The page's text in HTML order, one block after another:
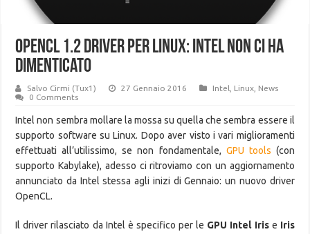
OpenCL 1.2 driver per Linux: Intel non ci ha
dimenticato
Salvo Cirmi (Tux1) 27 Gennaio 2016 Intel Linux News
0 Comments
Intel non sembra mollare la mossa su quella che sembra essere il
supporto software su Linux. Dopo aver visto i vari miglioramenti
effettuati all’utilissimo, se non fondamentale, GPU tools (con
supporto Kabylake), adesso ci ritroviamo con un aggiornamento
annunciato da Intel stessa agli inizi di Gennaio: un nuovo driver
OpenCL.
Il driver rilasciato da Intel è specifico per le GPU Intel Irise Iris